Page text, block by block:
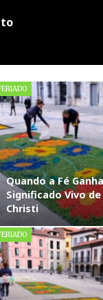
Quando a Fé
Significado Vivo
Christi